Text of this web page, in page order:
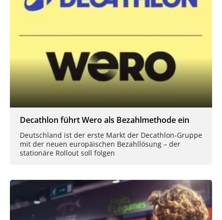
Decathlon führt Wero als Bezahlmethode ein
Deutschland ist der erste Markt der Decathlon-Gruppe
mit der neuen europäischen Bezahllösung – der
stationäre Rollout soll folgen